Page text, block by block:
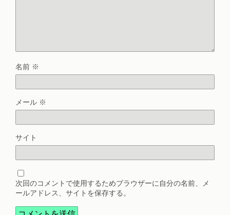
名前 ※
メール ※
サイト
次回のコメントで使用するためブラウザーに自分の名前、メ
ールアドレス、サイトを保存する。